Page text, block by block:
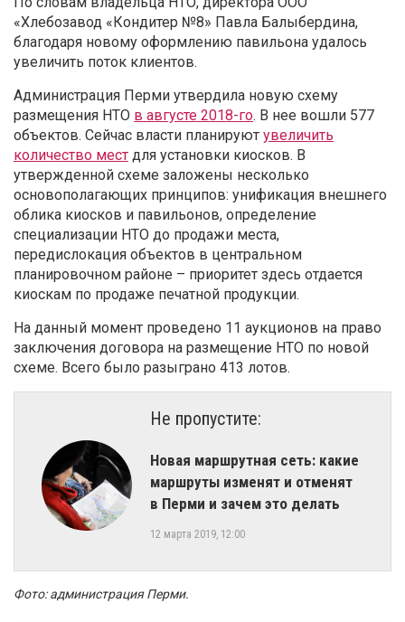
«Хлебозавод «Кондитер №8» Павла Балыбердина,
благодаря новому оформлению павильона удалось
увеличить поток клиентов.
Администрация Перми утвердила новую схему
размещения НТО в августе 2018-го. В нее вошли 577
объектов. Сейчас власти планируют увеличить
количество мест для установки киосков. В
утвержденной схеме заложены несколько
основополагающих принципов: унификация внешнего
облика киосков и павильонов, определение
специализации НТО до продажи места,
передислокация объектов в центральном
планировочном районе – приоритет здесь отдается
киоскам по продаже печатной продукции.
На данный момент проведено 11 аукционов на право
заключения договора на размещение НТО по новой
схеме. Всего было разыграно 413 лотов.
Не пропустите:
Новая маршрутная сеть: какие
маршруты изменят и отменят
в Перми и зачем это делать
12 марта 2019, 12:00
Фото: администрация Перми.